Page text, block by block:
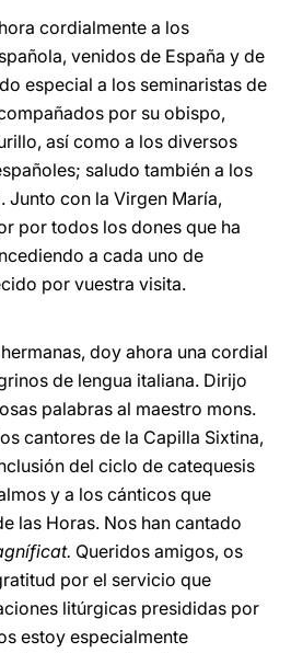
cordialmente a los
venidos de España y de
especial a los seminaristas de
por su obispo,
así como a los diversos
saludo también a los
Junto con la Virgen María,
por todos los dones que ha
a cada uno de
por vuestra visita.
doy ahora una cordial
de lengua italiana. Dirijo
palabras al maestro mons.
cantores de la Capilla Sixtina,
del ciclo de catequesis
y a los cánticos que
las Horas. Nos han cantado
Queridos amigos, os
por el servicio que
litúrgicas presididas por
estoy especialmente